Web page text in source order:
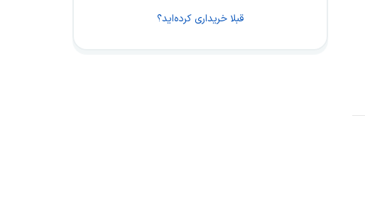
قبلا خریداری کرده‌اید؟